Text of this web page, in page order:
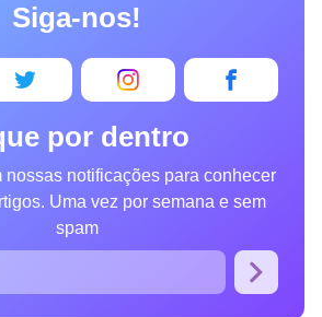
e o talento ajudaram alguns
fama de antes. Se você conhecer mais
comentários.
Siga-nos!
por dentro
nossas notificações para conhecer
Uma vez por semana e sem
spam